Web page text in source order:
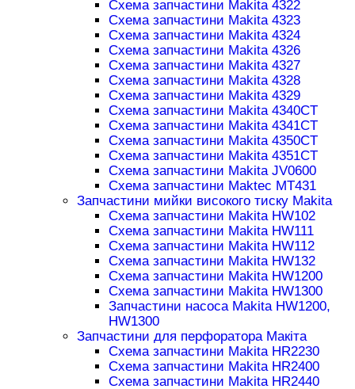
Схема запчастини Makita 4322
Схема запчастини Makita 4323
Схема запчастини Makita 4324
Схема запчастини Makita 4326
Схема запчастини Makita 4327
Схема запчастини Makita 4328
Схема запчастини Makita 4329
Схема запчастини Makita 4340CT
Схема запчастини Makita 4341CT
Схема запчастини Makita 4350CT
Схема запчастини Makita 4351CT
Схема запчастини Makita JV0600
Схема запчастини Maktec MT431
Запчастини мийки високого тиску Makita
Схема запчастини Makita HW102
Схема запчастини Makita HW111
Схема запчастини Makita HW112
Схема запчастини Makita HW132
Схема запчастини Makita HW1200
Схема запчастини Makita HW1300
Запчастини насоса Makita HW1200,
HW1300
Запчастини для перфоратора Макіта
Схема запчастини Makita HR2230
Схема запчастини Makita HR2400
Схема запчастини Makita HR2440